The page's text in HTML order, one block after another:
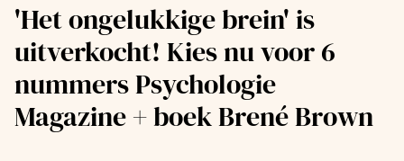
'Het ongelukkige brein' is
uitverkocht! Kies nu voor 6
nummers Psychologie
Magazine + boek Brené Brown